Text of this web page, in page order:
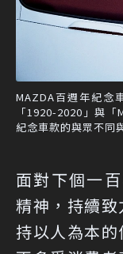
MAZDA百週年紀念
「1920-2020」與
紀念車款的與眾不同
面對下個一
精神，持續
持以人為本